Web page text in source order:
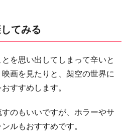
てみる
を思い出してしまって辛いと
画を見たりと、架空の世界に
すすめします。
のもいいですが、ホラーやサ
ルもおすすめです。